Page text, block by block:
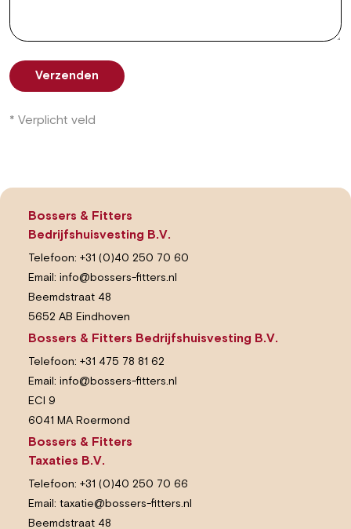
Verzenden
* Verplicht veld
Bossers & Fitters
Bedrijfshuisvesting B.V.
Telefoon: +31 (0)40 250 70 60
Email: info@bossers-fitters.nl
Beemdstraat 48
5652 AB Eindhoven
Bossers & Fitters Bedrijfshuisvesting B.V.
Telefoon: +31 475 78 81 62
Email: info@bossers-fitters.nl
ECI 9
6041 MA Roermond
Bossers & Fitters
Taxaties B.V.
Telefoon: +31 (0)40 250 70 66
Email: taxatie@bossers-fitters.nl
Beemdstraat 48